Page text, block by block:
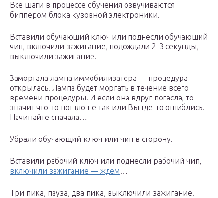
Все шаги в процессе обучения озвучиваются
биппером блока кузовной электроники.
Вставили обучающий ключ или поднесли обучающий
чип, включили зажигание, подождали 2-3 секунды,
выключили зажигание.
Заморгала лампа иммобилизатора — процедура
открылась. Лампа будет моргать в течение всего
времени процедуры. И если она вдруг погасла, то
значит что-то пошло не так или Вы где-то ошиблись.
Начинайте сначала…
Убрали обучающий ключ или чип в сторону.
Вставили рабочий ключ или поднесли рабочий чип,
включили зажигание — ждем…
Три пика, пауза, два пика, выключили зажигание.